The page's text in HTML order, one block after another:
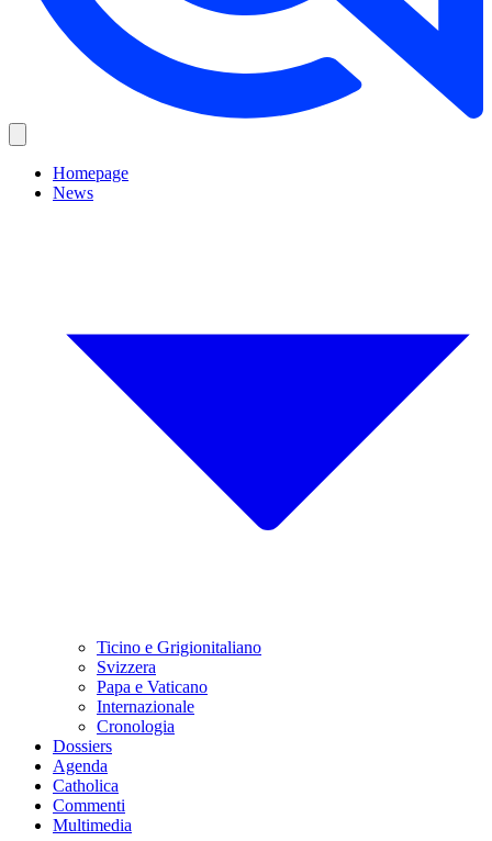
Homepage
News
Ticino e Grigionitaliano
Svizzera
Papa e Vaticano
Internazionale
Cronologia
Dossiers
Agenda
Catholica
Commenti
Multimedia